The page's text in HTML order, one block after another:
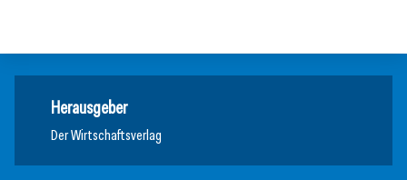
Herausgeber
Der Wirtschaftsverlag